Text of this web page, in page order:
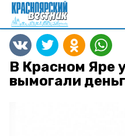
В Красном Яре
вымогали